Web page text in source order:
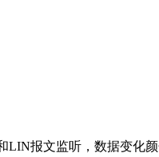
LIN报文监听，数据变化